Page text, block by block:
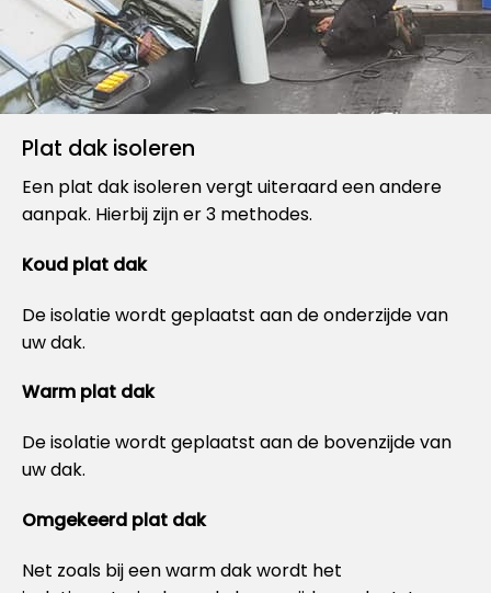
Plat dak isoleren
Een plat dak isoleren vergt uiteraard een andere
aanpak. Hierbij zijn er 3 methodes.
Koud plat dak
De isolatie wordt geplaatst aan de onderzijde van
uw dak.
Warm plat dak
De isolatie wordt geplaatst aan de bovenzijde van
uw dak.
Omgekeerd plat dak
Net zoals bij een warm dak wordt het